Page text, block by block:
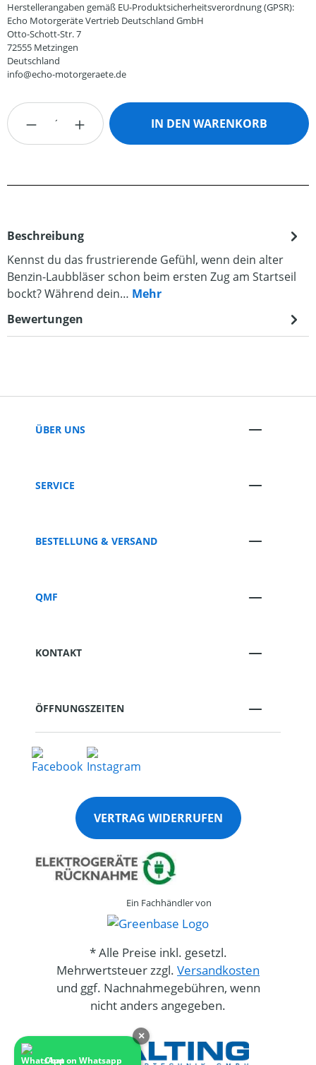
Herstellerangaben gemäß EU-Produktsicherheitsverordnung (GPSR):
Echo Motorgeräte Vertrieb Deutschland GmbH
Otto-Schott-Str. 7
72555 Metzingen
Deutschland
info@echo-motorgeraete.de
Produkt Anzahl: Gib den gewünschten
IN DEN WARENKORB
Beschreibung
Kennst du das frustrierende Gefühl, wenn dein alter
Benzin-Laubbläser schon beim ersten Zug am Startseil
bockt? Während dein… Mehr
Bewertungen
Chat on Whatsapp
×
ÜBER UNS
SERVICE
BESTELLUNG & VERSAND
QMF
KONTAKT
ÖFFNUNGSZEITEN
VERTRAG WIDERRUFEN
Ein Fachhändler von
* Alle Preise inkl. gesetzl.
Mehrwertsteuer zzgl. Versandkosten
und ggf. Nachnahmegebühren, wenn
nicht anders angegeben.